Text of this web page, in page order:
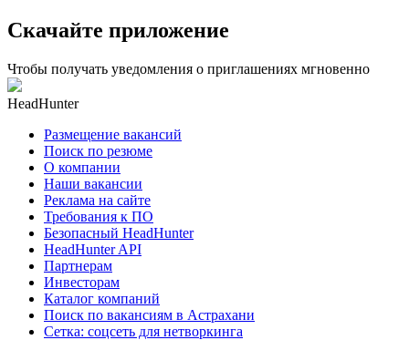
Скачайте приложение
Чтобы получать уведомления о приглашениях мгновенно
HeadHunter
Размещение вакансий
Поиск по резюме
О компании
Наши вакансии
Реклама на сайте
Требования к ПО
Безопасный HeadHunter
HeadHunter API
Партнерам
Инвесторам
Каталог компаний
Поиск по вакансиям в Астрахани
Сетка: соцсеть для нетворкинга